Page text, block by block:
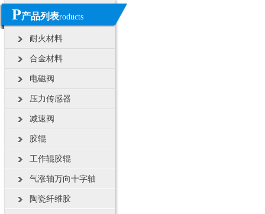
P产品列表roducts
耐火材料
合金材料
电磁阀
压力传感器
减速阀
胶辊
工作辊胶辊
气涨轴万向十字轴
陶瓷纤维胶